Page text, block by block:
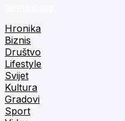
Hronika
Biznis
Društvo
Lifestyle
Svijet
Kultura
Gradovi
Sport